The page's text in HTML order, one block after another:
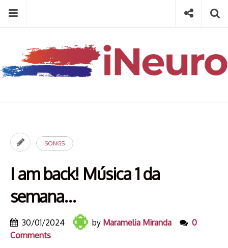
content
Menu
then
press
Type your search keyword, and press enter to search
Social
SONGS
I am back! Música 1 da
semana…
30/01/2024 by Maramelia Miranda
0
Comments